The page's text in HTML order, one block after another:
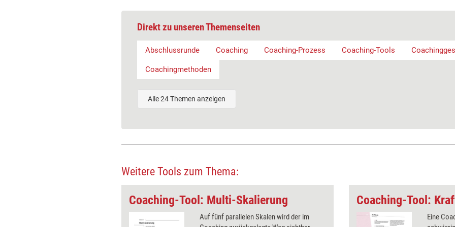
Direkt zu unseren Themenseiten
Abschlussrunde Coaching Coaching-Prozess Coaching-Tools
Coachingmethoden
Alle 24 Themen anzeigen
Weitere Tools zum Thema:
Coaching-Tool: Multi-Skalierung
Auf fünf parallelen Skalen wird der im
Coaching-Tool:
Eine